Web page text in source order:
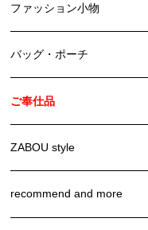
ファッション小物
バッグ・ポーチ
ご奉仕品
ZABOU style
recommend and more